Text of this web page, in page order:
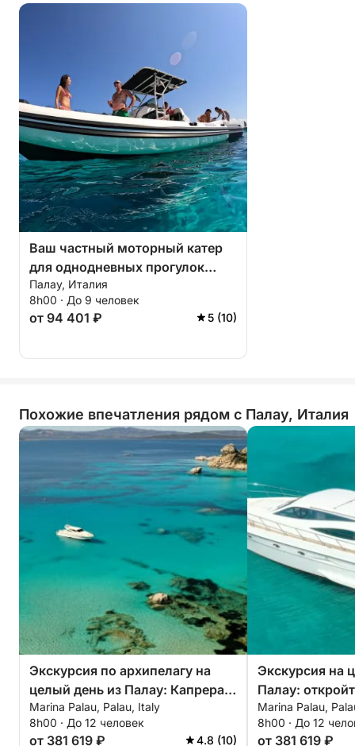
Изола-Пьяна, с дополнительной доплатой по
Также доступны экскурсии на полдня.
Остается только подняться на борт и насладиться
незабываемым днем!
Ваш частный моторный катер
для однодневных прогулок
вокруг Палау.
Палау, Италия
8h00 · До 9 человек
от 94 401 ₽ 5 (10)
Похожие впечатления рядом с Палау, Италия
Экскурсия по архипелагу на
целый день из Палау: Капрера,
Маддалена, Спарги и Буделли
Marina Palau, Palau, Italy
8h00 · До 12 человек
от 381 619 ₽ 4.8 (10)
Экскурсия на
Палау:
Капреру и
Marina Palau,
8h00 · До 12
от 381 619 ₽